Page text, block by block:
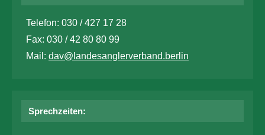
Telefon: 030 / 427 17 28
Fax: 030 / 42 80 80 99
Mail: dav@landesanglerverband.berlin
Sprechzeiten: